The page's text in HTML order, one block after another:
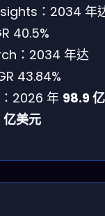
：2034 年
40.5%
：2034 年达
43.84%
2026 年 98.9
美元